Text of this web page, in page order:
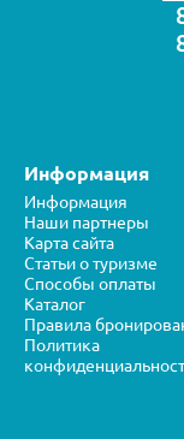
Информация
Информация
Наши партнеры
Карта сайта
Статьи о туризме
Способы оплаты
Каталог
Правила
Политика